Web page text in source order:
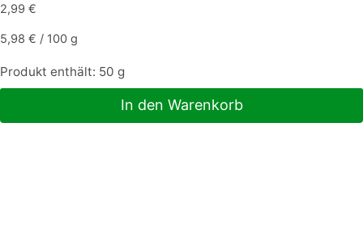
2,99 €
5,98 € / 100 g
Produkt enthält: 50 g
In den Warenkorb